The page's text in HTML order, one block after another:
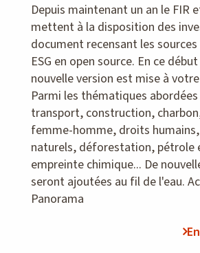
Depuis maintenant un an le FIR
mettent à la disposition des
document recensant les
ESG en open source. En ce
nouvelle version est mise à
Parmi les thématiques
transport, construction,
femme-homme, droits
naturels, déforestation, pétrole
empreinte chimique... De
seront ajoutées au fil de l'eau.
Panorama